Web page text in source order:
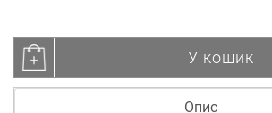
У кошик
Опис